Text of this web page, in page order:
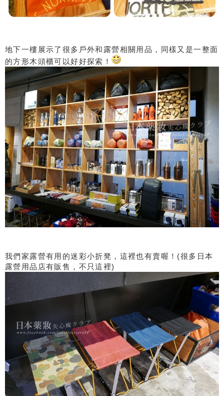
地下一樓展示了很多戶外和露營相關用品，同樣又是一整面
的方形木頭櫃可以好好探索！
我們家露營有用的迷彩小折凳，這裡也有賣喔！(很多日本
露營用品店有販售，不只這裡)